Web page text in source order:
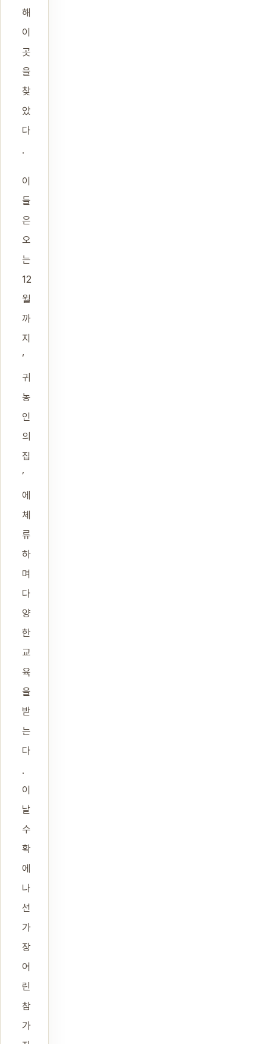
해
이
곳
을
찾
았
다
.
이
들
은
오
는
12
월
까
지
‘
귀
농
인
의
집
’
에
체
류
하
며
다
양
한
교
육
을
받
는
다
.
이
날
수
확
에
나
선
가
장
어
린
참
가